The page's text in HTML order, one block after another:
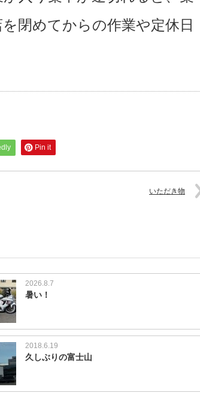
閉めてからの作業や定休日
Pin it
いただき物
2026.8.7
暑い！
2018.6.19
久しぶりの富士山